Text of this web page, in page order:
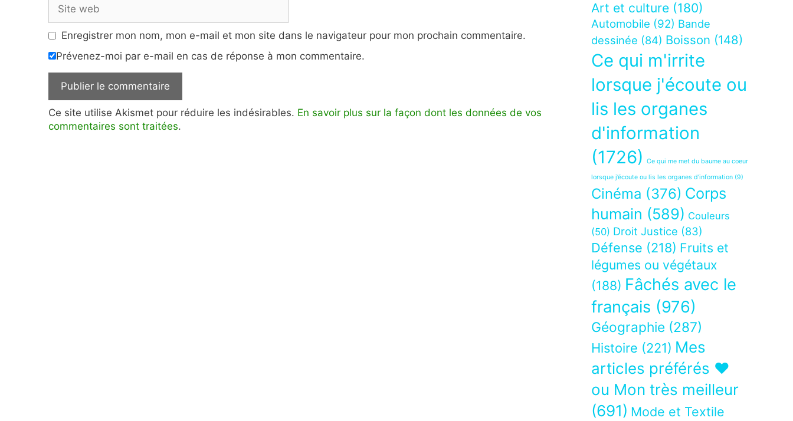
web
Enregistrer mon nom, mon e-mail et mon site dans le navigateur pour mon prochain commentaire.
Prévenez-moi par e-mail en cas de réponse à mon commentaire.
Ce site utilise Akismet pour réduire les indésirables. En savoir plus sur la façon dont les données de vos
commentaires sont traitées.
Art et culture (180)
Automobile (92) Bande
dessinée (84) Boisson (148)
Ce qui m'irrite
lorsque j'écoute ou
lis les organes
d'information
(1726)
Ce qui me met du baume au coeur
lorsque j’écoute ou lis les organes d’information (9)
Cinéma (376) Corps
humain (589) Couleurs
(50) Droit Justice (83)
Défense (218) Fruits et
légumes ou végétaux
(188) Fâchés avec le
français (976)
Géographie (287)
Histoire (221) Mes
articles préférés ❤
ou Mon très meilleur
(691) Mode et Textile